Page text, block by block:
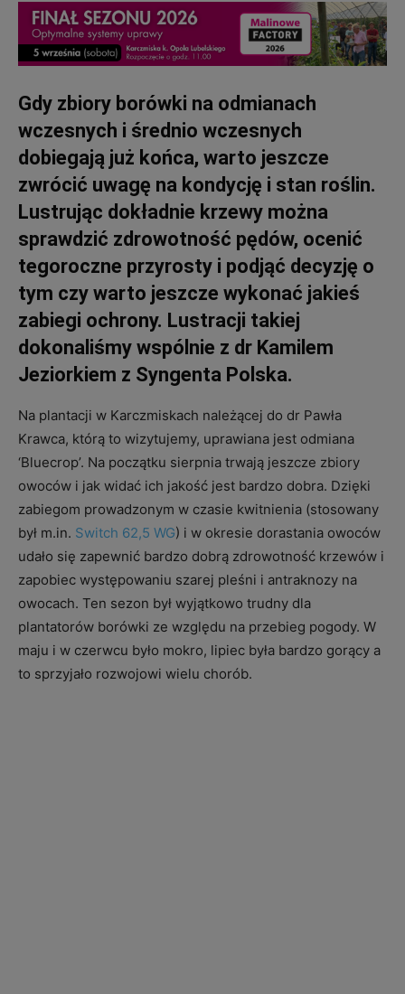
Gdy zbiory borówki na odmianach
wczesnych i średnio wczesnych
dobiegają już końca, warto jeszcze
zwrócić uwagę na kondycję i stan roślin.
Lustrując dokładnie krzewy można
sprawdzić zdrowotność pędów, ocenić
tegoroczne przyrosty i podjąć decyzję o
tym czy warto jeszcze wykonać jakieś
zabiegi ochrony. Lustracji takiej
dokonaliśmy wspólnie z dr Kamilem
Jeziorkiem z Syngenta Polska.
Na plantacji w Karczmiskach należącej do dr Pawła
Krawca, którą to wizytujemy, uprawiana jest odmiana
‘Bluecrop’. Na początku sierpnia trwają jeszcze zbiory
owoców i jak widać ich jakość jest bardzo dobra. Dzięki
zabiegom prowadzonym w czasie kwitnienia (stosowany
był m.in. Switch 62,5 WG) i w okresie dorastania owoców
udało się zapewnić bardzo dobrą zdrowotność krzewów i
zapobiec występowaniu szarej pleśni i antraknozy na
owocach. Ten sezon był wyjątkowo trudny dla
plantatorów borówki ze względu na przebieg pogody. W
maju i w czerwcu było mokro, lipiec była bardzo gorący a
to sprzyjało rozwojowi wielu chorób.